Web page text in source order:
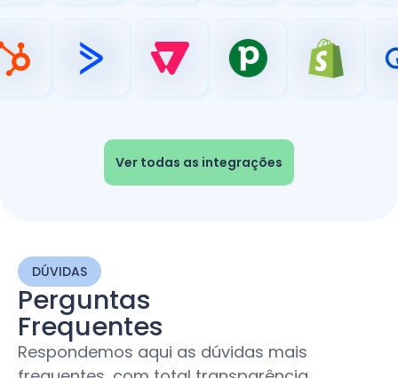
Ver todas as integrações
DÚVIDAS
Perguntas
Frequentes
Respondemos aqui as dúvidas mais